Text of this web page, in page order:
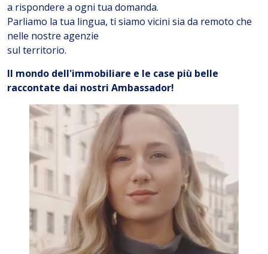
a rispondere a ogni tua domanda.
Parliamo la tua lingua, ti siamo vicini sia da remoto che
nelle nostre agenzie
sul territorio.
Il mondo dell'immobiliare e le case più belle
raccontate dai nostri Ambassador!